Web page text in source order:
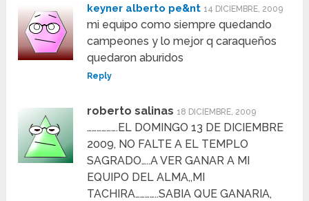
keyner alberto pe&nt 14 DICIEMBRE, 2009
mi equipo como siempre quedando
campeones y lo mejor q caraqueños
quedaron aburidos
Reply
roberto salinas 18 DICIEMBRE, 2009
……………….EL DOMINGO 13 DE DICIEMBRE
2009, NO FALTE A EL TEMPLO
SAGRADO…..A VER GANAR A MI
EQUIPO DEL ALMA,,MI
TACHIRA…………..SABIA QUE GANARIA,